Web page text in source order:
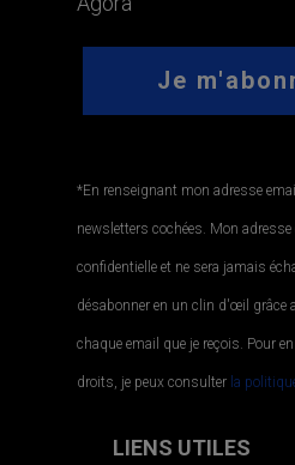
*En renseignant mon adresse
newsletters cochées. Mon
confidentielle et ne sera jamais
désabonner en un clin d'œil grâce
chaque email que je reçois. Pour
droits, je peux consulter la
LIENS UTILES